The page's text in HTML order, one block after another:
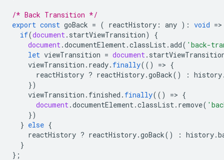
/* Back Transition */
export const goBack = ( reactHistory : any ) : void =>
if(document . startViewTransition)
{
document .documentElement .classList .add( 'back-
let viewTransition = document .
viewTransition . ready. finally(() => {
reactHistory ? reactHistory.goBack() : history
})
viewTransition . finished . finally(() => {
document .documentElement .classList . remove(
})
} else {
reactHistory ? reactHistory.goBack() : history.
}
};